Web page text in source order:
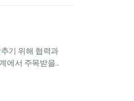
기 위해 협력과
에서 주목받을...